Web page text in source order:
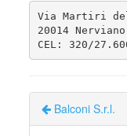
Via Martiri
20014
CEL: 320/
Balconi S.r.l.